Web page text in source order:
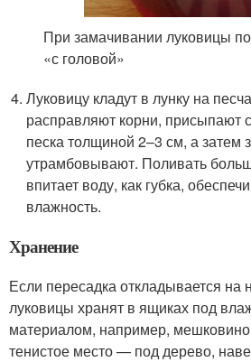
При замачивании луковицы
«с головой»
Луковицу кладут в лунку на
расправляют корни, присыпают
песка толщиной 2–3 см, а затем
утрамбовывают. Поливать
впитает воду, как губка,
влажность.
Хранение
Если пересадка откладывается на
луковицы хранят в ящиках под
материалом, например,
тенистое место — под дерево,